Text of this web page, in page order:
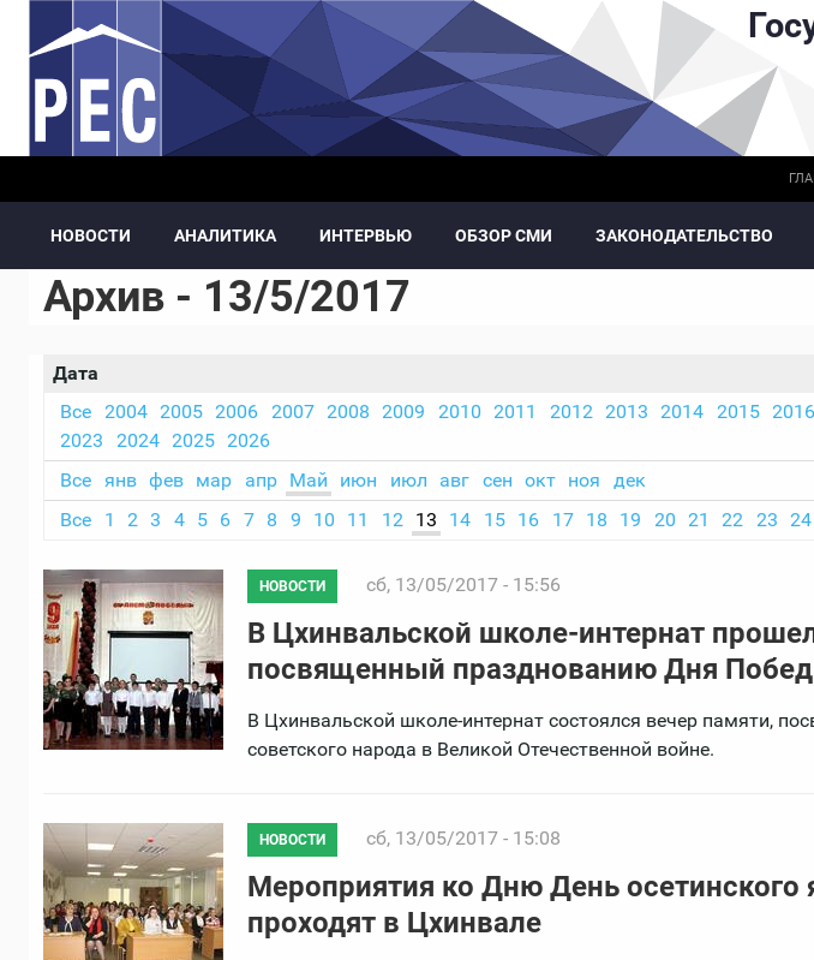
Перейти к основному содержанию
НОВОСТИ АНАЛИТИКА ИНТЕРВЬЮ ОБЗОР СМИ ЗАКОНОДАТЕЛЬСТВО
Архив - 13/5/2017
Дата
Все
2004 2005 2006 2007 2008 2009 2010 2011 2012 2013 2014 2015 2016
2023
2024 2025 2026
Все янв фев мар апр Май июн июл авг сен окт ноя
дек
Все
1 2 3 4 5 6 7 8 9 10 11 12 13 14 15 16 17 18 19 20 21 22 23 24
НОВОСТИ сб, 13/05/2017 - 15:56
В Цхинвальской школе-интернат
посвященный празднованию Дня
В Цхинвальской школе-интернат состоялся вечер памяти,
советского народа в Великой Отечественной войне.
НОВОСТИ сб, 13/05/2017 - 15:08
Мероприятия ко Дню День осетинского
проходят в Цхинвале